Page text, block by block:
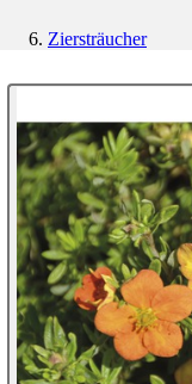
Ziersträucher